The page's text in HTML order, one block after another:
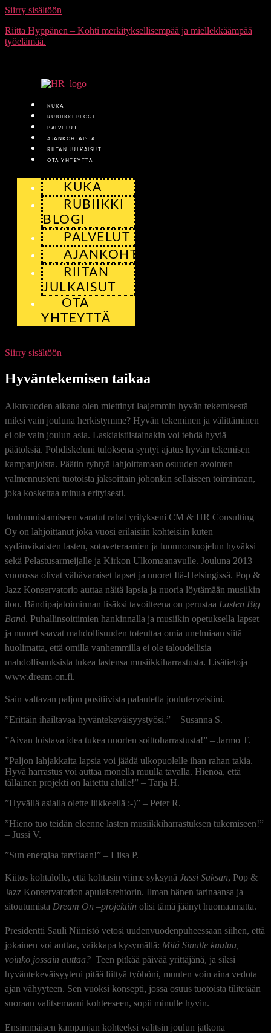
Siirry sisältöön
Riitta Hyppänen – Kohti merkityksellisempää ja miellekkäämpää
työelämää.
KUKA
RUBIIKKI BLOGI
PALVELUT
AJANKOHTAISTA
RIITAN JULKAISUT
OTA YHTEYTTÄ
KUKA
RUBIIKKI
BLOGI
PALVELUT
AJANKOHTAISTA
RIITAN
JULKAISUT
OTA
YHTEYTTÄ
Siirry sisältöön
Hyväntekemisen taikaa
Alkuvuoden aikana olen miettinyt laajemmin hyvän tekemisestä –
miksi vain jouluna herkistymme? Hyvän tekeminen ja välittäminen
ei ole vain joulun asia. Laskiaistiistainakin voi tehdä hyviä
päätöksiä. Pohdiskeluni tuloksena syntyi ajatus hyvän tekemisen
kampanjoista. Päätin ryhtyä lahjoittamaan osuuden avointen
valmennusteni tuotoista jaksoittain johonkin sellaiseen toimintaan,
joka koskettaa minua erityisesti.
Joulumuistamiseen varatut rahat yritykseni CM & HR Consulting
Oy on lahjoittanut joka vuosi erilaisiin kohteisiin kuten
sydänvikaisten lasten, sotaveteraanien ja luonnonsuojelun hyväksi
sekä Pelastusarmeijalle ja Kirkon Ulkomaanavulle. Jouluna 2013
vuorossa olivat vähävaraiset lapset ja nuoret Itä-Helsingissä. Pop &
Jazz Konservatorio auttaa näitä lapsia ja nuoria löytämään musiikin
ilon. Bändipajatoiminnan lisäksi tavoitteena on perustaa Lasten Big
Band. Puhallinsoittimien hankinnalla ja musiikin opetuksella lapset
ja nuoret saavat mahdollisuuden toteuttaa omia unelmiaan siitä
huolimatta, että omilla vanhemmilla ei ole taloudellisia
mahdollisuuksista tukea lastensa musiikkiharrastusta. Lisätietoja
www.dream-on.fi.
Sain valtavan paljon positiivista palautetta jouluterveisiini.
”Erittäin ihailtavaa hyväntekeväisyystyösi.” – Susanna S.
”Aivan loistava idea tukea nuorten soittoharrastusta!” – Jarmo T.
”Paljon lahjakkaita lapsia voi jäädä ulkopuolelle ihan rahan takia.
Hyvä harrastus voi auttaa monella muulla tavalla. Hienoa, että
tällainen projekti on laitettu alulle!” – Tarja H.
”Hyvällä asialla olette liikkeellä :-)” – Peter R.
”Hieno tuo teidän eleenne lasten musiikkiharrastuksen tukemiseen!”
– Jussi V.
”Sun energiaa tarvitaan!” – Liisa P.
Kiitos kohtalolle, että kohtasin viime syksynä Jussi Saksan, Pop &
Jazz Konservatorion apulaisrehtorin. Ilman hänen tarinaansa ja
sitoutumista Dream On –projektiin olisi tämä jäänyt huomaamatta.
Presidentti Sauli Niinistö vetosi uudenvuodenpuheessaan siihen, että
jokainen voi auttaa, vaikkapa kysymällä: Mitä Sinulle kuuluu,
voinko jossain auttaa? Teen pitkää päivää yrittäjänä, ja siksi
hyväntekeväisyyteni pitää liittyä työhöni, muuten voin aina vedota
ajan vähyyteen. Sen vuoksi konsepti, jossa osuus tuotoista tilitetään
suoraan valitsemaani kohteeseen, sopii minulle hyvin.
Ensimmäisen kampanjan kohteeksi valitsin joulun jatkona